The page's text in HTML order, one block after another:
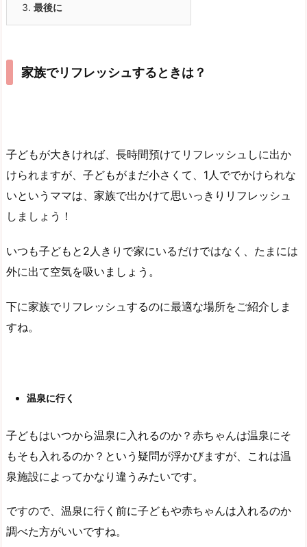
3. 最後に
家族でリフレッシュするときは？
子どもが大きければ、長時間預けてリフレッシュしに出か
けられますが、子どもがまだ小さくて、1人ででかけられな
いというママは、家族で出かけて思いっきりリフレッシュ
しましょう！
いつも子どもと2人きりで家にいるだけではなく、たまには
外に出て空気を吸いましょう。
下に家族でリフレッシュするのに最適な場所をご紹介しま
すね。
温泉に行く
子どもはいつから温泉に入れるのか？赤ちゃんは温泉にそ
もそも入れるのか？という疑問が浮かびますが、これは温
泉施設によってかなり違うみたいです。
ですので、温泉に行く前に子どもや赤ちゃんは入れるのか
調べた方がいいですね。